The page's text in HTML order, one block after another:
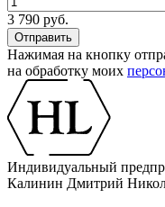
3 790 руб.
Нажимая на кнопку
на обработку моих
Индивидуальный
Калинин Дмитрий